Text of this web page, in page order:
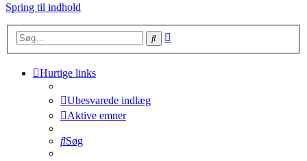
Spring til indhold
Søg
Hurtige links
Ubesvarede indlæg
Aktive emner
Søg